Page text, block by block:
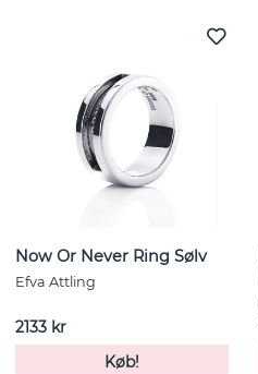
Now Or Never Ring Sølv
Efva Attling
2133 kr
Køb!